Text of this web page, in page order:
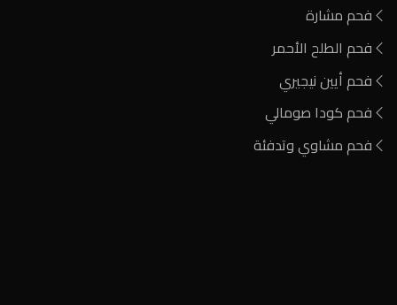
فحم مشارة
فحم الطلح الأحمر
فحم أيين نيجيري
فحم كودا صومالي
فحم مشاوي وتدفئة